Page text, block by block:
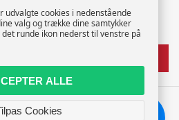
udvalgte cookies i nedenstående
valg og trække dine samtykker
runde ikon nederst til venstre på
ALLE
Cookies